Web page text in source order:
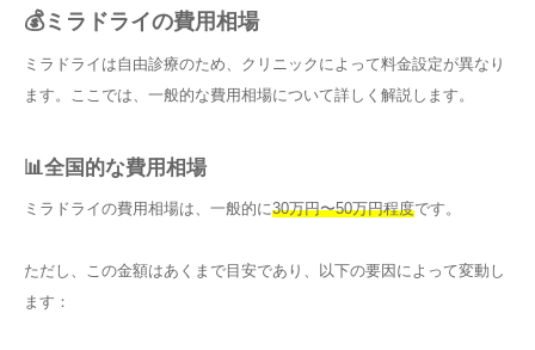
💰ミラドライの費用相場
ミラドライは自由診療のため、クリニックによって料金設定が異なり
ます。ここでは、一般的な費用相場について詳しく解説します。
📊全国的な費用相場
ミラドライの費用相場は、一般的に30万円〜50万円程度です。
ただし、この金額はあくまで目安であり、以下の要因によって変動し
ます：